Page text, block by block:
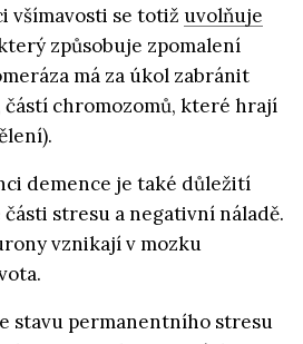
všímavosti se totiž uvolňuje
způsobuje zpomalení
má za úkol zabránit
chromozomů, které hrají
demence je také důležití
stresu a negativní náladě.
vznikají v mozku
stavu permanentního stresu